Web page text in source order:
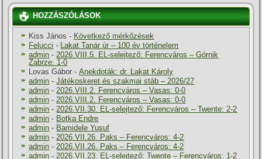
HOZZÁSZÓLÁSOK
Kiss János - Következő mérkőzések
Felucci - Lakat Tanár úr – 100 év történelem
admin - 2026.VIII.5. EL-selejtező: Ferencváros – Górnik
Zabrze: 1-0
Lovas Gábor -Anekdoták: dr. Lakat Károly
admin -Játékoskeret és szakmai stáb – 2026/27
admin - 2026.VIII.2. Ferencváros – Vasas: 0-0
admin - 2026.VIII.2. Ferencváros – Vasas: 0-0
admin - 2026.VII.30. EL-selejtező: Ferencváros – Twente: 2-2
admin - Botka Endre
admin - Bamidele Yusuf
admin - 2026.VII.26. Paks – Ferencváros: 4-2
admin - 2026.VII.26. Paks – Ferencváros: 4-2
admin - 2026.VII.23. EL-selejtező: Twente – Ferencváros: 1-2